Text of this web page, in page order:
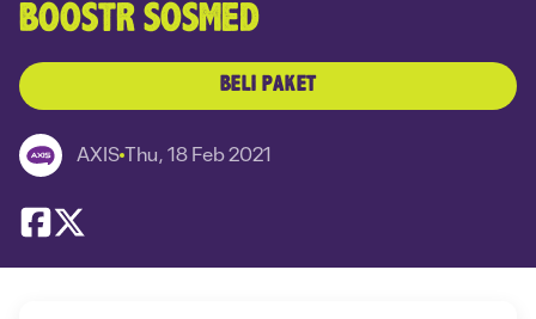
BOOSTR SOSMED
BELI PAKET
AXIS Thu, 18 Feb 2021